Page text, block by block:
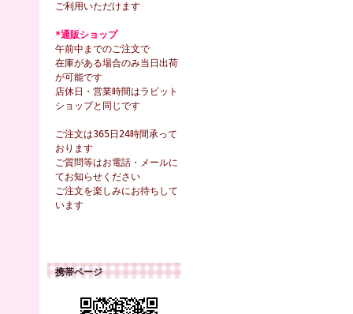
ご利用いただけます
*通販ショップ
午前中までのご注文で
在庫がある場合のみ当日出荷
が可能です
店休日・営業時間はラビット
ショップと同じです
ご注文は365日24時間承って
おります
ご質問等はお電話・メールに
てお知らせください
ご注文を楽しみにお待ちして
います
携帯ページ